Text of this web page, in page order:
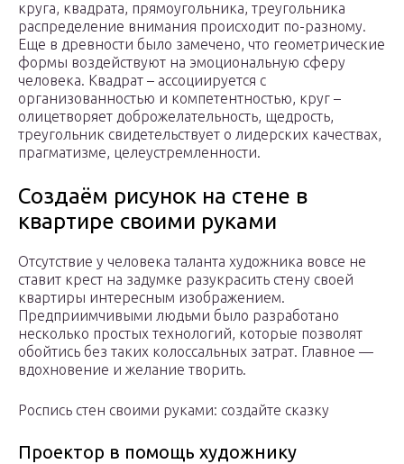
круга, квадрата, прямоугольника, треугольника
распределение внимания происходит по-разному.
Еще в древности было замечено, что геометрические
формы воздействуют на эмоциональную сферу
человека. Квадрат – ассоциируется с
организованностью и компетентностью, круг –
олицетворяет доброжелательность, щедрость,
треугольник свидетельствует о лидерских качествах,
прагматизме, целеустремленности.
Создаём рисунок на стене в
квартире своими руками
Отсутствие у человека таланта художника вовсе не
ставит крест на задумке разукрасить стену своей
квартиры интересным изображением.
Предприимчивыми людьми было разработано
несколько простых технологий, которые позволят
обойтись без таких колоссальных затрат. Главное —
вдохновение и желание творить.
Роспись стен своими руками: создайте сказку
Проектор в помощь художнику